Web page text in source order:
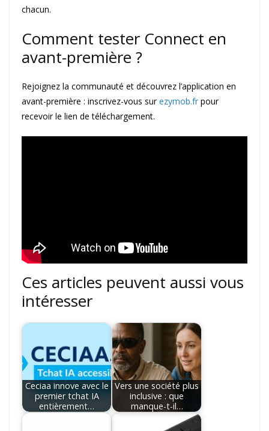
chacun.
Comment tester Connect en
avant-première ?
Rejoignez la communauté et découvrez l’application en
avant-première : inscrivez-vous surezymob.fr pour
recevoir le lien de téléchargement.
Ces articles peuvent aussi vous
intéresser
Ceciaa innove avec le
premier tchat IA
entièrement…
Vers une société plus
inclusive : que
manque-t-il…